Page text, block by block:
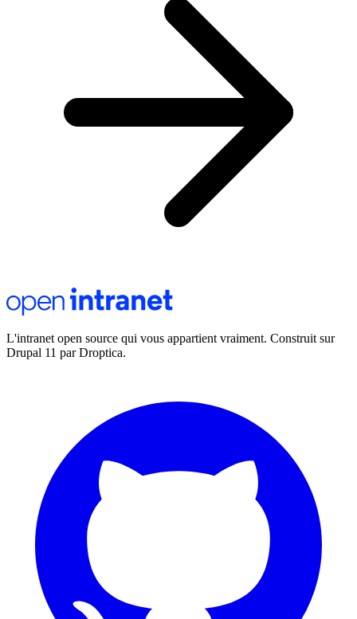
L'intranet open source qui vous appartient vraiment. Construit sur
Drupal 11 par Droptica.